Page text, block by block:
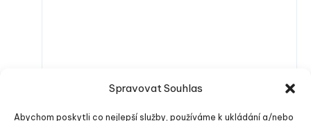
Spravovat Souhlas
Abychom poskytli co nejlepší služby, používáme k ukládání a/nebo